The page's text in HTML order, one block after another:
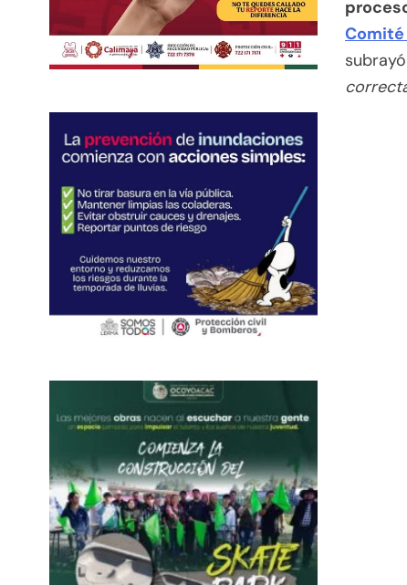
Comité